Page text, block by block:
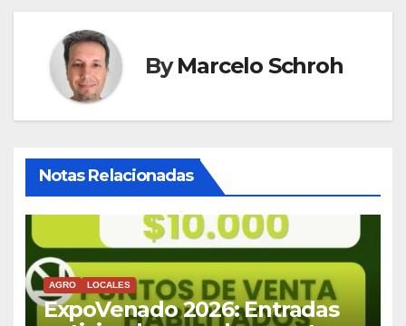
ByMarcelo Schroh
Notas Relacionadas
AGRO LOCALES
ExpoVenado 2026: Entradas